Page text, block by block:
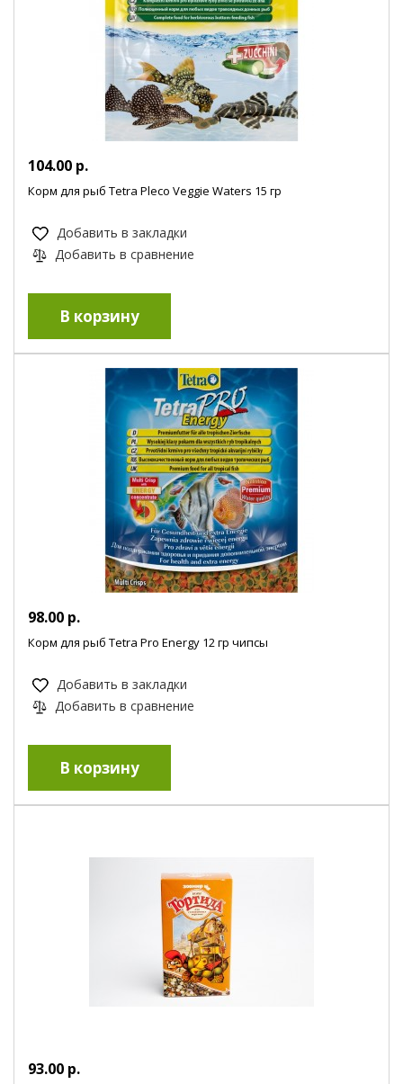
104.00 р.
Корм для рыб Tetra Pleco Veggie Waters 15 гр
Добавить в закладки
Добавить в сравнение
98.00 р.
Корм для рыб Tetra Pro Energy 12 гр чипсы
Добавить в закладки
Добавить в сравнение
93.00 р.